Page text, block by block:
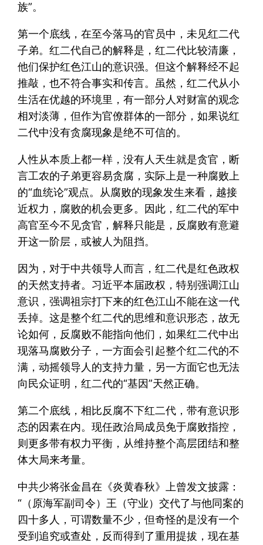
族”。
第一个底线，在至今落马的官员中，未见红二代
子弟。红二代自己的解释是，红二代比较清廉，
他们保护红色江山的意识强。但这个解释经不起
推敲，也不符合事实和传言。虽然，红二代从小
生活在优越的环境里，有一部分人对财富的观念
相对淡薄，但作为官僚群体的一部分，如果说红
二代中没有贪腐现象是绝不可信的。
人性从本质上都一样，没有人天生就是贪官，断
言工农的子弟更容易贪腐，实际上是一种腐败上
的“血统论”观点。从腐败的现象发生来看，越接
近权力，腐败的机会更多。因此，红二代的军中
高官至今不见贪官，解释只能是，反腐败有意避
开这一阶层，或被人为阻挡。
因为，对于中共领导人而言，红二代是红色政权
的天然支持者。习近平本届政权，特别强调江山
意识，强调祖宗打下来的红色江山不能在这一代
丢掉。这是整个红二代的思维和意识形态，故无
论如何，反腐败不能指向他们，如果红二代中出
现落马腐败分子，一方面会引起整个红二代的不
满，动摇领导人的支持力量，另一方面它也无法
向民众证明，红二代的“基因”天然正确。
第二个底线，相比反腐不下红二代，带有意识形
态的因素在内。现任政治局成员免于腐败指控，
则更多带有权力平衡，从维持整个高层团结和整
体大局来考量。
中共少将张金昌在《炎黄春秋》上曾发文披露：
“（原海军副司令）王（守业）交代了与他同案的
四十多人，可谓数量不少，但奇怪的是没有一个
受到追究或查处，反而得到了重用提拔，现在基